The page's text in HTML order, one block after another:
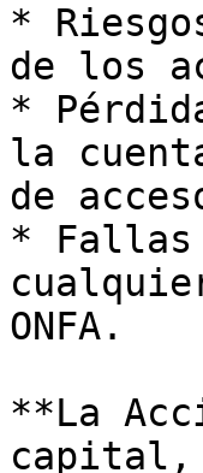
*
de los
*
la
de
* Fallas
ONFA.
**La
capital,